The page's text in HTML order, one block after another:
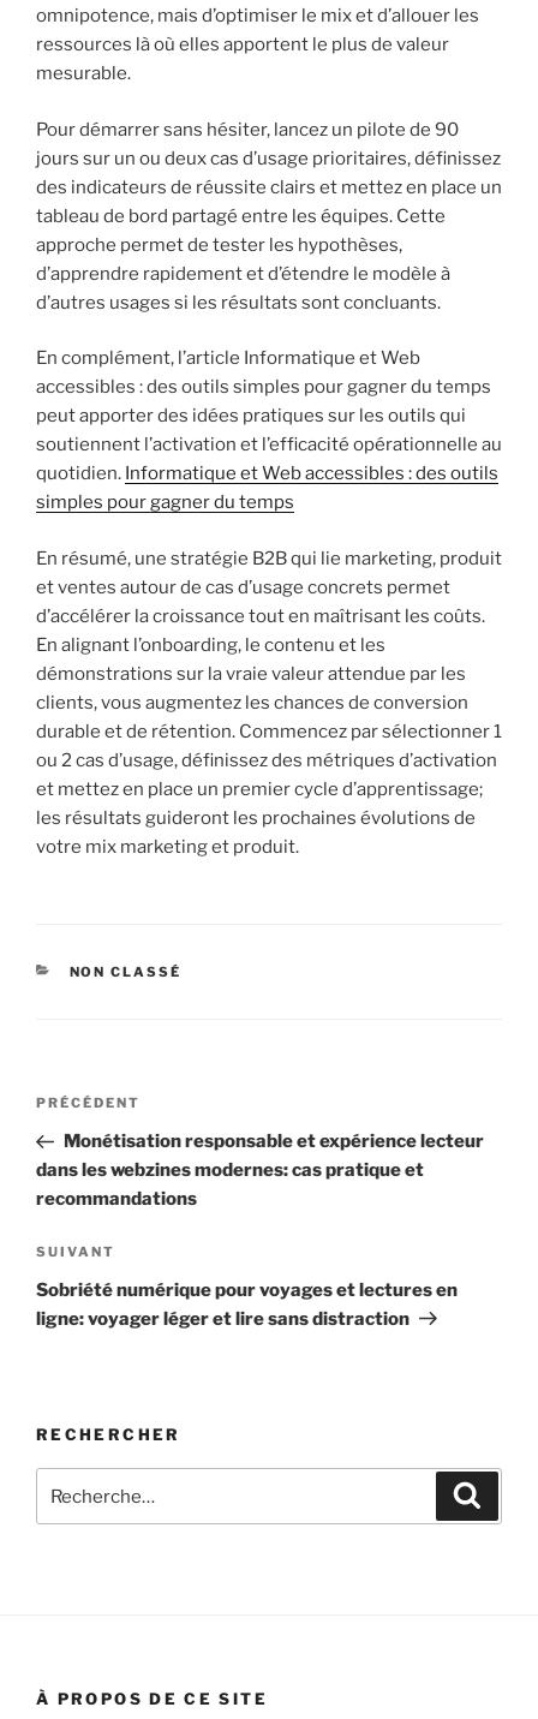
omnipotence, mais d’optimiser le mix et d’allouer les
ressources là où elles apportent le plus de valeur
mesurable.
Pour démarrer sans hésiter, lancez un pilote de 90
jours sur un ou deux cas d’usage prioritaires, définissez
des indicateurs de réussite clairs et mettez en place un
tableau de bord partagé entre les équipes. Cette
approche permet de tester les hypothèses,
d’apprendre rapidement et d’étendre le modèle à
d’autres usages si les résultats sont concluants.
En complément, l’article Informatique et Web
accessibles : des outils simples pour gagner du temps
peut apporter des idées pratiques sur les outils qui
soutiennent l’activation et l’efficacité opérationnelle au
quotidien. Informatique et Web accessibles : des outils
simples pour gagner du temps
En résumé, une stratégie B2B qui lie marketing, produit
et ventes autour de cas d’usage concrets permet
d’accélérer la croissance tout en maîtrisant les coûts.
En alignant l’onboarding, le contenu et les
démonstrations sur la vraie valeur attendue par les
clients, vous augmentez les chances de conversion
durable et de rétention. Commencez par sélectionner 1
ou 2 cas d’usage, définissez des métriques d’activation
et mettez en place un premier cycle d’apprentissage;
les résultats guideront les prochaines évolutions de
votre mix marketing et produit.
CATÉGORIES
NON CLASSÉ
Navigation
l’article
Article
précédent
PRÉCÉDENT
Monétisation responsable et expérience lecteur
dans les webzines modernes: cas pratique et
recommandations
Article
suivant
SUIVANT
Sobriété numérique pour voyages et lectures en
ligne: voyager léger et lire sans distraction
RECHERCHER
pour
À PROPOS DE CE SITE